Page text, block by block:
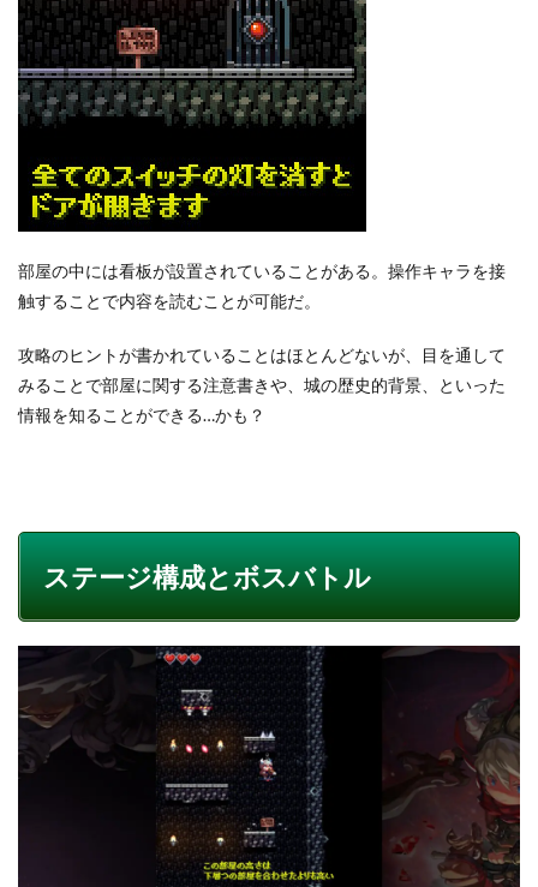
部屋の中には看板が設置されていることがある。操作キャラを接
触することで内容を読むことが可能だ。
攻略のヒントが書かれていることはほとんどないが、目を通して
みることで部屋に関する注意書きや、城の歴史的背景、といった
情報を知ることができる…かも？
ステージ構成とボスバトル